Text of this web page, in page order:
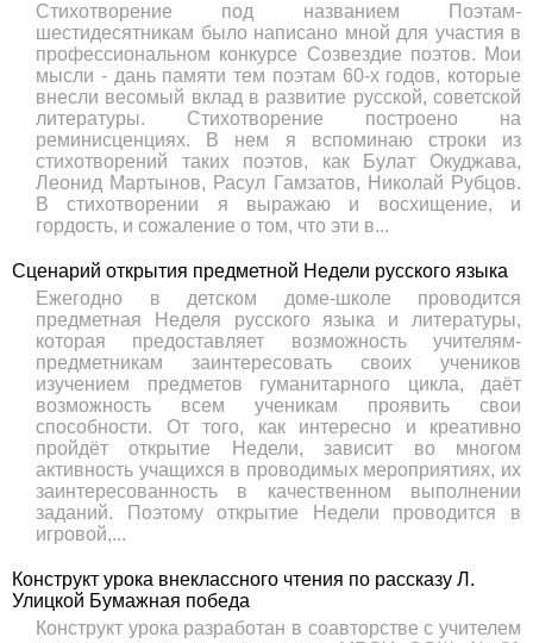
Стихотворение под названием Поэтам-
шестидесятникам было написано мной для участия в
профессиональном конкурсе Созвездие поэтов. Мои
мысли - дань памяти тем поэтам 60-х годов, которые
внесли весомый вклад в развитие русской, советской
литературы. Стихотворение построено на
реминисценциях. В нем я вспоминаю строки из
стихотворений таких поэтов, как Булат Окуджава,
Леонид Мартынов, Расул Гамзатов, Николай Рубцов.
В стихотворении я выражаю и восхищение, и
гордость, и сожаление о том, что эти в...
Сценарий открытия предметной Недели русского языка
Ежегодно в детском доме-школе проводится
предметная Неделя русского языка и литературы,
которая предоставляет возможность учителям-
предметникам заинтересовать своих учеников
изучением предметов гуманитарного цикла, даёт
возможность всем ученикам проявить свои
способности. От того, как интересно и креативно
пройдёт открытие Недели, зависит во многом
активность учащихся в проводимых мероприятиях, их
заинтересованность в качественном выполнении
заданий. Поэтому открытие Недели проводится в
игровой,...
Конструкт урока внеклассного чтения по рассказу Л.
Улицкой Бумажная победа
Конструкт урока разработан в соавторстве с учителем